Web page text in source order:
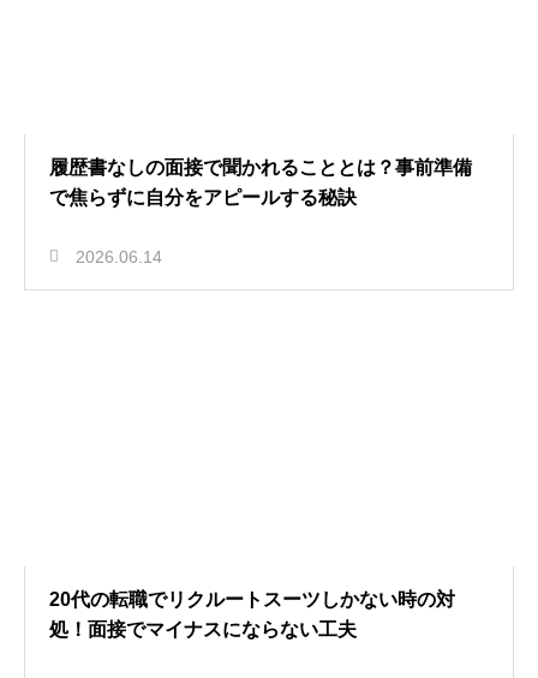
履歴書なしの面接で聞かれることとは？事前準備
で焦らずに自分をアピールする秘訣
2026.06.14
20代の転職でリクルートスーツしかない時の対
処！面接でマイナスにならない工夫